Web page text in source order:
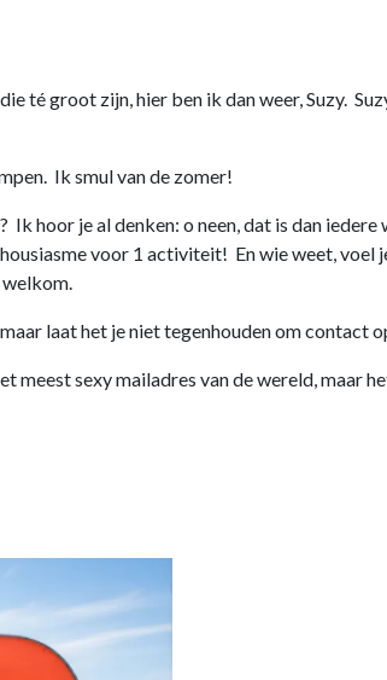
té groot zijn, hier ben ik dan weer, Suzy.
Ik smul van de zomer!
hoor je al denken: o neen, dat is dan
voor 1 activiteit! En wie weet,
laat het je niet tegenhouden om contact
meest sexy mailadres van de wereld, maar